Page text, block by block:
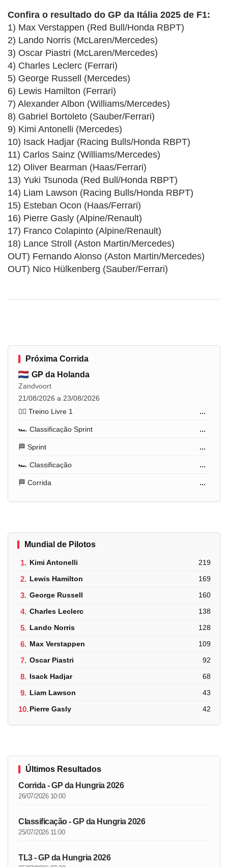
Confira o resultado do GP da Itália 2025 de F1:
1) Max Verstappen (Red Bull/Honda RBPT)
2) Lando Norris (McLaren/Mercedes)
3) Oscar Piastri (McLaren/Mercedes)
4) Charles Leclerc (Ferrari)
5) George Russell (Mercedes)
6) Lewis Hamilton (Ferrari)
7) Alexander Albon (Williams/Mercedes)
8) Gabriel Bortoleto (Sauber/Ferrari)
9) Kimi Antonelli (Mercedes)
10) Isack Hadjar (Racing Bulls/Honda RBPT)
11) Carlos Sainz (Williams/Mercedes)
12) Oliver Bearman (Haas/Ferrari)
13) Yuki Tsunoda (Red Bull/Honda RBPT)
14) Liam Lawson (Racing Bulls/Honda RBPT)
15) Esteban Ocon (Haas/Ferrari)
16) Pierre Gasly (Alpine/Renault)
17) Franco Colapinto (Alpine/Renault)
18) Lance Stroll (Aston Martin/Mercedes)
OUT) Fernando Alonso (Aston Martin/Mercedes)
OUT) Nico Hülkenberg (Sauber/Ferrari)
Próxima Corrida
GP da Holanda
Zandvoort
21/08/2026 a 23/08/2026
🏋️‍♂️ Treino Livre 1
...
🏎️ Classificação Sprint ...
🏁 Sprint ...
🏎️ Classificação ...
🏁 Corrida ...
Mundial de Pilotos
1. Kimi Antonelli 219
2. Lewis Hamilton 169
3. George Russell 160
4. Charles Leclerc 138
5. Lando Norris 128
6. Max Verstappen 109
7. Oscar Piastri 92
8. Isack Hadjar 68
9. Liam Lawson 43
10.Pierre Gasly 42
Últimos Resultados
Corrida - GP da Hungria 2026
26/07/2026 10:00
Classificação - GP da Hungria 2026
25/07/2026 11:00
TL3 - GP da Hungria 2026